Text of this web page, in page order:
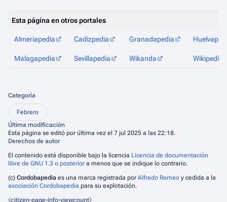
Esta página en otros portales
Almeriapedia Cadizpedia Granadapedia
Malagapedia Sevillapedia Wikanda Wikipedia
Categoría
Febrero
Última modificación
Esta página se editó por última vez el 7 jul 2025 a las 22:18.
Derechos de autor
El contenido está disponible bajo la licencia Licencia de documentación
libre de GNU 1.3 o posterior a menos que se indique lo contrario.
(c) Cordobapedia es una marca registrada por Alfredo Romeo y cedida a la
asociación Cordobapedia para su explotación.
⧼citizen-page-info-viewcount⧽